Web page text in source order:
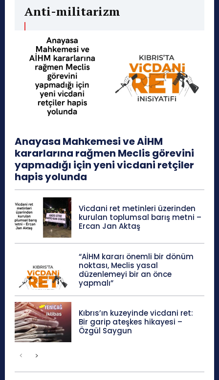
Anti-militarizm
Anayasa Mahkemesi ve AİHM
kararlarına rağmen Meclis görevini
yapmadığı için yeni vicdani retçiler
hapis yolunda
Vicdani ret metinleri üzerinden
kurulan toplumsal barış metni –
Ercan Jan Aktaş
“AİHM kararı önemli bir dönüm
noktası, Meclis yasal
düzenlemeyi bir an önce
yapmalı”
Kıbrıs’ın kuzeyinde vicdani ret:
Bir garip ateşkes hikayesi –
Özgül Saygun